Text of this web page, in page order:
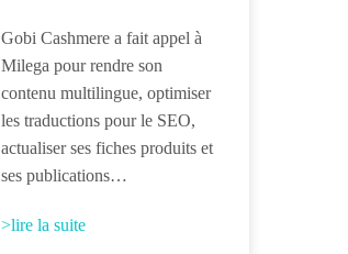
Gobi Cashmere a fait appel à
Milega pour rendre son
contenu multilingue, optimiser
les traductions pour le SEO,
actualiser ses fiches produits et
ses publications…
>lire la suite